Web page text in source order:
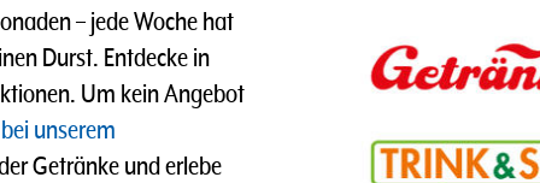
– jede Woche hat
Durst. Entdecke in
Um kein Angebot
unserem
Getränke und erlebe